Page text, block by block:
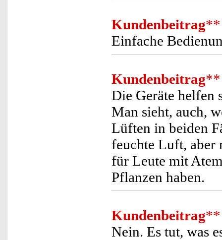
Kundenbeitrag**
Einfache
Kundenbeitrag**
Die Geräte helfen
Man sieht, auch,
Lüften in beiden
feuchte Luft, aber
für Leute mit
Pflanzen haben.
Kundenbeitrag**
Nein. Es tut, was